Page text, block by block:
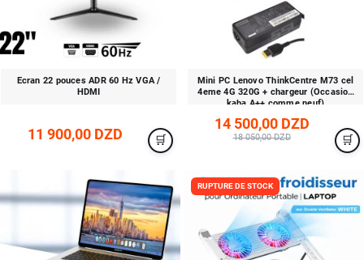
Ecran 22 pouces ADR 60 Hz VGA /
HDMI
11 900,00 DZD
Mini PC Lenovo ThinkCentre M73 cel
4eme 4G 320G + chargeur (Occasion
kaba A++ comme neuf)
14 500,00 DZD
18 050,00 DZD
RUPTURE DE STOCK